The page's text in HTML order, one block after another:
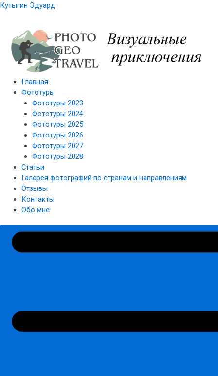
Перейти
Кутыгин Эдуард
Меню
Главная
Фототуры
Фототуры 2023
Фототуры 2024
Фототуры 2025
Фототуры 2026
Фототуры 2027
Фототуры 2028
Статьи
Галерея фотографий по странам и направлениям
Отзывы
Контакты
Обо мне
Меню